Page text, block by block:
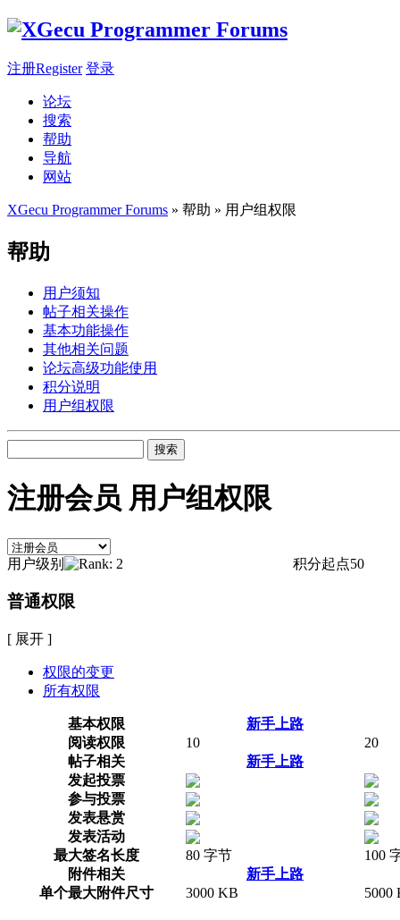
注册Register 登录
论坛
搜索
帮助
导航
网站
XGecu Programmer Forums » 帮助 » 用户组权限
帮助
用户须知
帖子相关操作
基本功能操作
其他相关问题
论坛高级功能使用
积分说明
用户组权限
搜索
注册会员 用户组权限
用户级别 积分起点50
普通权限
[ 展开 ]
权限的变更
所有权限
基本权限
新手上路
阅读权限
10
20
帖子相关
新手上路
发起投票
参与投票
发表悬赏
发表活动
最大签名长度
80 字节
100
附件相关
新手上路
单个最大附件尺寸
3000 KB 5000